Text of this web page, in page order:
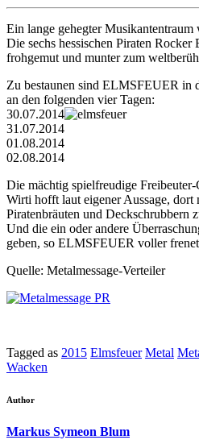
Ein lange gehegter
Die sechs hessischen Piraten
frohgemut und munter zum
Zu bestaunen sind ELMSFEUER in
an den folgenden vier Tagen:
30.07.2014
31.07.2014
01.08.2014
02.08.2014
Die mächtig spielfreudige
Wirti hofft laut eigener Aussage, dort
Piratenbräuten und Deckschrubbern
Und die ein oder andere
geben, so ELMSFEUER voller
Quelle: Metalmessage-Verteiler
Tagged as 2015 Elmsfeuer Metal
Wacken
Author
Markus Symeon Blum